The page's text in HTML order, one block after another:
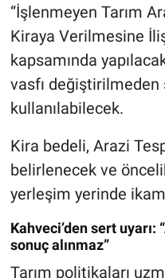
“İşlenmeyen Tarım
Kiraya Verilmesine
kapsamında
vasfı
kullanılabilecek.
Kira bedeli, Arazi
belirlenecek ve
yerleşim yerinde
Kahveci’den sert uyarı:
sonuç alınmaz”
Tarım politikaları